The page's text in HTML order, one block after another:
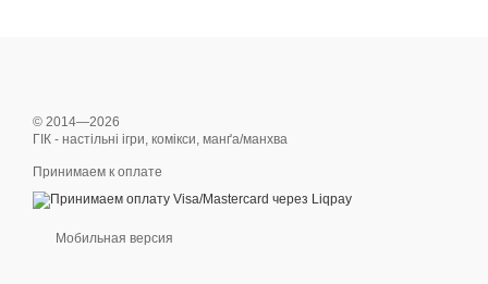
© 2014—2026
ГІК - настільні ігри, комікси, манґа/манхва
Принимаем к оплате
Мобильная версия